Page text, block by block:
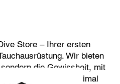
Store – Ihrer ersten
Wir bieten
die Gewissheit, mit
jeden Tauchgang optimal